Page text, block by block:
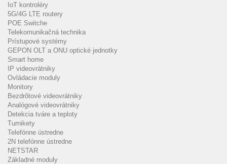
IoT kontroléry
5G/4G LTE routery
POE Switche
Telekomunikačná technika
Prístupové systémy
GEPON OLT a ONU optické jednotky
Smart home
IP videovrátniky
Ovládacie moduly
Monitory
Bezdrôtové videovrátniky
Analógové videovrátniky
Detekcia tváre a teploty
Turnikety
Telefónne ústredne
2N telefónne ústredne
NETSTAR
Základné moduly